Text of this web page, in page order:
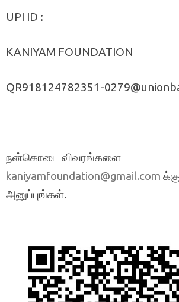
UPI ID :
KANIYAM FOUNDATION
QR918124782351-
நன்கொடை விவரங்களை
kaniyamfoundation@gmail.com
அனுப்புங்கள்.